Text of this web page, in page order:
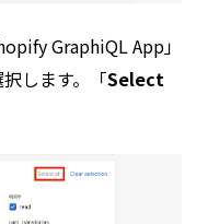
GraphiQL App」
します。「Select